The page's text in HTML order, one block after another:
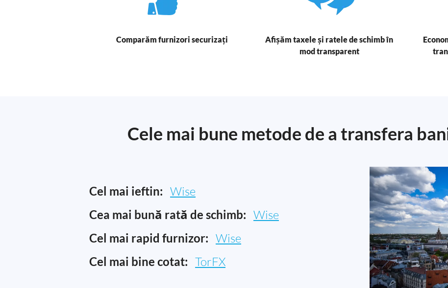
Comparăm furnizori securizați
Afișăm taxele și ratele de schimb în
mod transparent
Cele mai bune metode de a transfera
Cel mai ieftin: Wise
Cea mai bună rată de schimb: Wise
Cel mai rapid furnizor: Wise
Cel mai bine cotat: TorFX